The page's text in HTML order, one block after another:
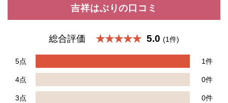
吉祥はぶりの口コミ
総合評価 ★★★★★ 5.0 (1件)
5点 1件
4点 0件
3点 0件